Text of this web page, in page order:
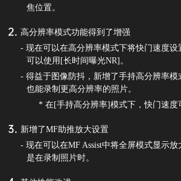
焦位置。
高分辨率模式功能得到了增强
- 现在可以在高分辨率模式下将快门速度设
可以使用[长时间曝光NR]。
- 得益于图像防抖，新增了手持高分辨率模
也能录制更高分辨率的照片。
* 在[手持高分辨率]模式下，快门速度
新增了MF助推放大设置
- 现在可以在MF Assist中将全屏模式显示放
是在录制照片时。